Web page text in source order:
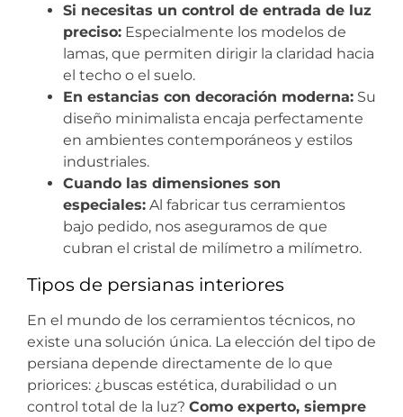
Si necesitas un control de entrada de luz
preciso: Especialmente los modelos de
lamas, que permiten dirigir la claridad hacia
el techo o el suelo.
En estancias con decoración moderna: Su
diseño minimalista encaja perfectamente
en ambientes contemporáneos y estilos
industriales.
Cuando las dimensiones son
especiales: Al fabricar tus cerramientos
bajo pedido, nos aseguramos de que
cubran el cristal de milímetro a milímetro.
Tipos de persianas interiores
En el mundo de los cerramientos técnicos, no
existe una solución única. La elección del tipo de
persiana depende directamente de lo que
priorices: ¿buscas estética, durabilidad o un
control total de la luz? Como experto, siempre